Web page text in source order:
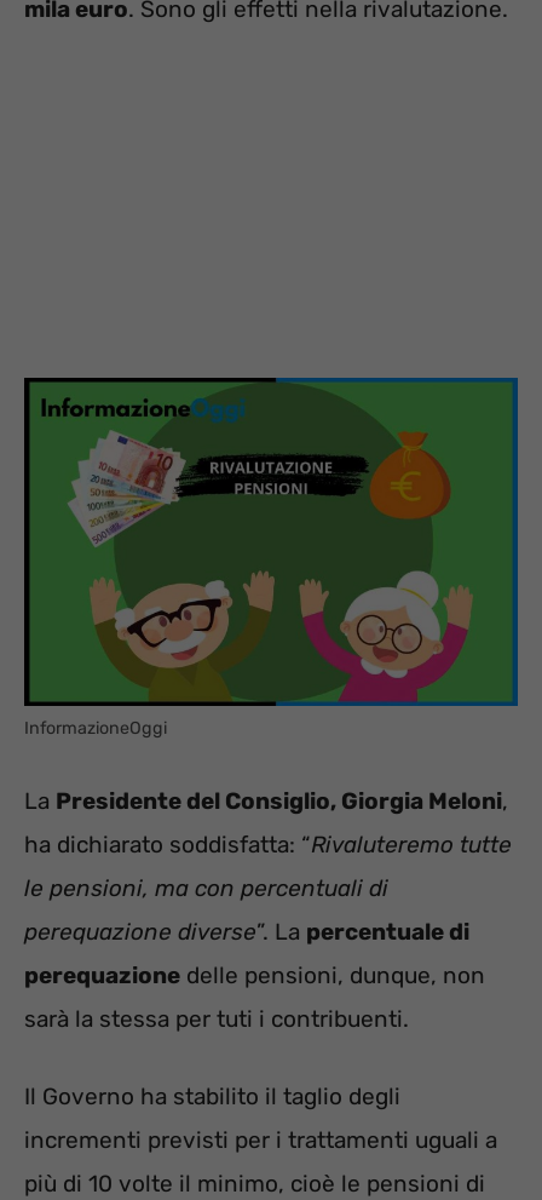
mila euro. Sono gli effetti nella rivalutazione.
InformazioneOggi
La Presidente del Consiglio, Giorgia Meloni,
ha dichiarato soddisfatta: “Rivaluteremo tutte
le pensioni, ma con percentuali di
perequazione diverse”. La percentuale di
perequazione delle pensioni, dunque, non
sarà la stessa per tuti i contribuenti.
Il Governo ha stabilito il taglio degli
incrementi previsti per i trattamenti uguali a
più di 10 volte il minimo, cioè le pensioni di